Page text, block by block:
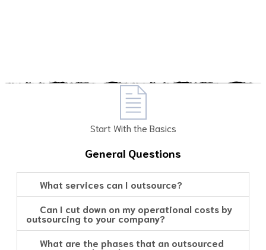
Start With the Basics
General Questions
What services can I outsource?
Can I cut down on my operational costs by
outsourcing to your company?
What are the phases that an outsourced